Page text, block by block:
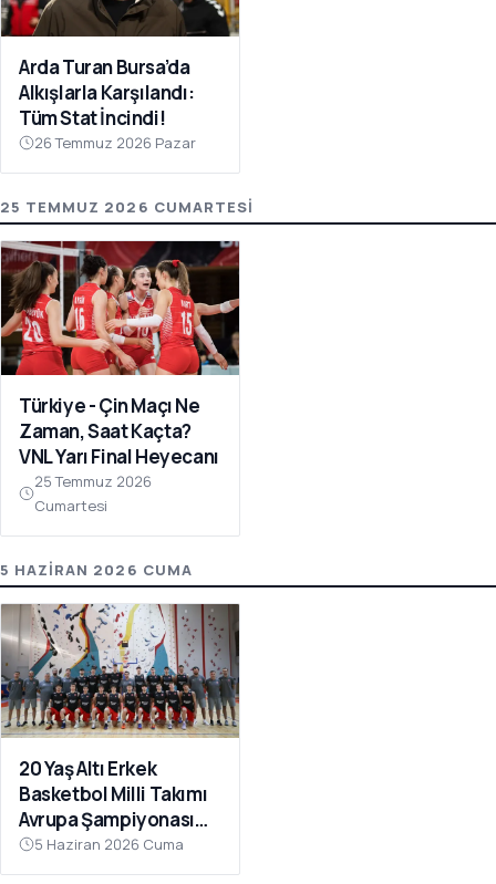
Arda Turan Bursa’da
Alkışlarla Karşılandı:
Tüm Stat İncindi!
26 Temmuz 2026 Pazar
25 TEMMUZ 2026 CUMARTESI
Türkiye - Çin Maçı Ne
Zaman, Saat Kaçta?
VNL Yarı Final Heyecanı
25 Temmuz 2026
Cumartesi
5 HAZIRAN 2026 CUMA
20 Yaş Altı Erkek
Basketbol Milli Takımı
Avrupa Şampiyonası
Hazırlıkları İçin
Çanakkale’de Kampa
5 Haziran 2026 Cuma